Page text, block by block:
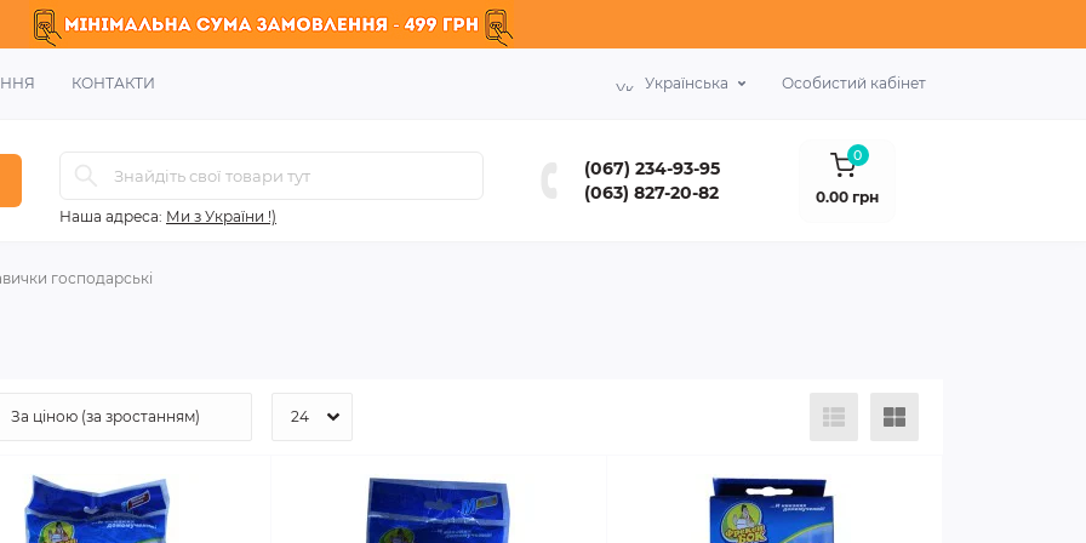
КОНТАКТИ Українська Особистий кабінет
Наша адреса: Ми з України !)
(067) 234-93-95
(063) 827-20-82
0
0.00 грн
господарські